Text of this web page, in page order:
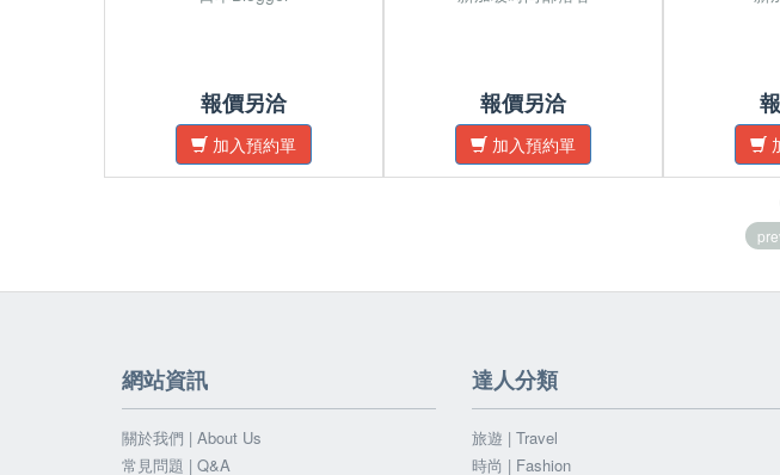
報價另洽
加入預約單
報價另洽
加入預約單
網站資訊
關於我們 | About Us
常見問題 | Q&A
達人分類
旅遊 | Travel
時尚 | Fashion